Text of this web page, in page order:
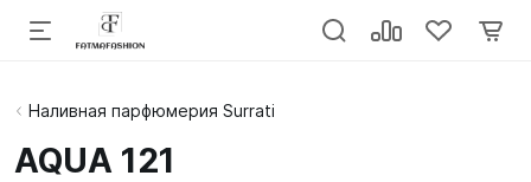
Наливная парфюмерия Surrati
AQUA 121